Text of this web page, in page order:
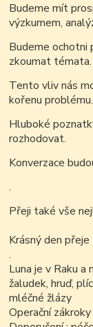
Budeme mít
výzkumem,
Budeme ochotni
zkoumat témata.
Tento vliv nás
kořenu problému.
Hluboké
rozhodovat.
Konverzace
.
Přeji také vše
Krásný den přeje
.
Luna je v Raku
žaludek, hruď,
mléčné žlázy
Operační zákroky